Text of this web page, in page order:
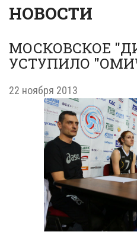
НОВОСТИ
МОСКОВСКОЕ
УСТУПИЛО
22 ноября 2013